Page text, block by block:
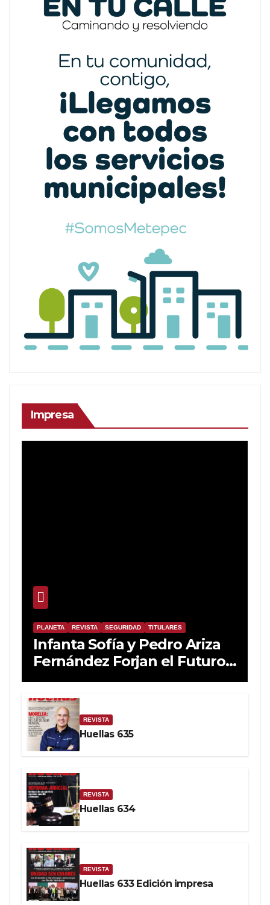
Impresa
PLANETA REVISTA SEGURIDAD TITULARES
Infanta Sofía y Pedro Ariza
Fernández Forjan el Futuro
de la Soberanía Real
REVISTA
Huellas 635
REVISTA
Huellas 634
REVISTA
Huellas 633 Edición impresa